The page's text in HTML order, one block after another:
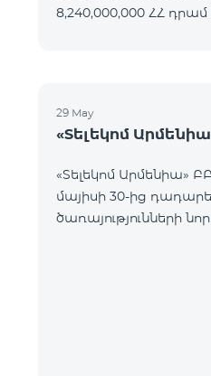
8,240,000,000 ՀՀ դրամ ՁԵՌՔԲԵՐՄԱՆ ՆՎԱԶԱԳՈՒՅՆ
29 May
«Տելեկոմ
«Տելեկոմ Արմենիա»
մայիսի 30-ից
ծառայությունների